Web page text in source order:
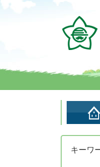
頭
す。
飛
し
キーワ